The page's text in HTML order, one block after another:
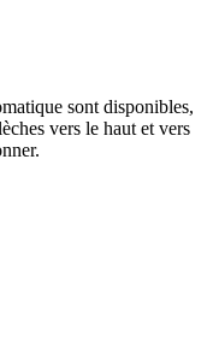
sont disponibles,
vers le haut et vers